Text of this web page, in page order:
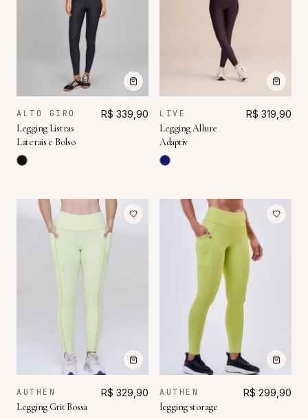
ALTO GIRO
Legging Listras
Laterais e Bolso
R$ 339,90 LIVE
Legging Allure
Adaptiv
R$ 319,90
AUTHEN
Legging Grit Bossa
R$ 329,90 AUTHEN
legging storage
R$ 299,90